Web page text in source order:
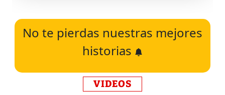
No te pierdas nuestras mejores
historias
VIDEOS